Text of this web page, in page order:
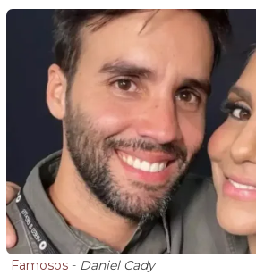
Famosos - Daniel Cady